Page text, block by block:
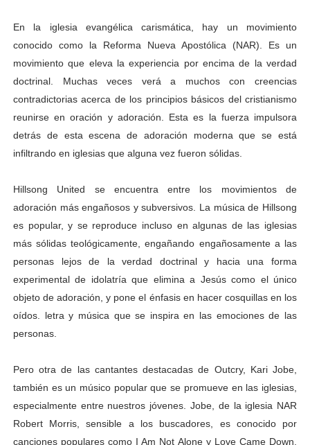
En la iglesia evangélica carismática, hay un movimiento
conocido como la Reforma Nueva Apostólica (NAR). Es un
movimiento que eleva la experiencia por encima de la verdad
doctrinal. Muchas veces verá a muchos con creencias
contradictorias acerca de los principios básicos del cristianismo
reunirse en oración y adoración. Esta es la fuerza impulsora
detrás de esta escena de adoración moderna que se está
infiltrando en iglesias que alguna vez fueron sólidas.
Hillsong United se encuentra entre los movimientos de
adoración más engañosos y subversivos. La música de Hillsong
es popular, y se reproduce incluso en algunas de las iglesias
más sólidas teológicamente, engañando engañosamente a las
personas lejos de la verdad doctrinal y hacia una forma
experimental de idolatría que elimina a Jesús como el único
objeto de adoración, y pone el énfasis en hacer cosquillas en los
oídos. letra y música que se inspira en las emociones de las
personas.
Pero otra de las cantantes destacadas de Outcry, Kari Jobe,
también es un músico popular que se promueve en las iglesias,
especialmente entre nuestros jóvenes. Jobe, de la iglesia NAR
Robert Morris, sensible a los buscadores, es conocido por
canciones populares como I Am Not Alone y Love Came Down.